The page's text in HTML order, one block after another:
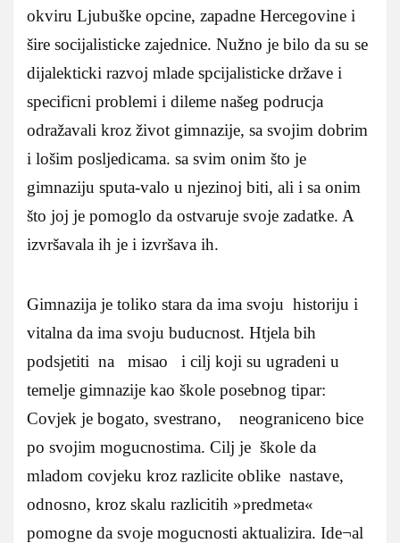
okviru Ljubuške opcine, zapadne Hercegovine i
šire socijalisticke zajednice. Nužno je bilo da su se
dijalekticki razvoj mlade spcijalisticke države i
specificni problemi i dileme našeg podrucja
odražavali kroz život gimnazije, sa svojim dobrim
i lošim posljedicama. sa svim onim što je
gimnaziju sputa-valo u njezinoj biti, ali i sa onim
što joj je pomoglo da ostvaruje svoje zadatke. A
izvršavala ih je i izvršava ih.
Gimnazija je toliko stara da ima svoju historiju i
vitalna da ima svoju buducnost. Htjela bih
podsjetiti na misao i cilj koji su ugradeni u
temelje gimnazije kao škole posebnog tipar:
Covjek je bogato, svestrano, neograniceno bice
po svojim mogucnostima. Cilj je škole da
mladom covjeku kroz razlicite oblike nastave,
odnosno, kroz skalu razlicitih »predmeta«
pomogne da svoje mogucnosti aktualizira. Ide¬al